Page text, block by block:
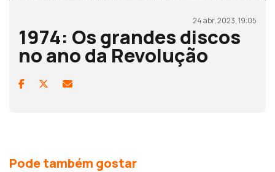
24 abr, 2023, 19:05
1974: Os grandes discos
no ano da Revolução
Pode também gostar